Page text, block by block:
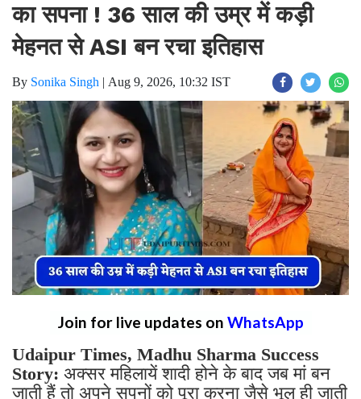
का सपना ! 36 साल की उम्र में कड़ी
मेहनत से ASI बन रचा इतिहास
By Sonika Singh | Aug 9, 2026, 10:32 IST
Join for live updates on WhatsApp
Udaipur Times, Madhu Sharma Success
Story: अक्सर महिलायें शादी होने के बाद जब मां बन
जाती हैं तो अपने सपनों को पूरा करना जैसे भूल ही जाती